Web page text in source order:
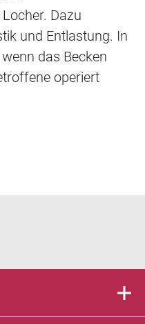
Dazu
und Entlastung. In
das Becken
operiert